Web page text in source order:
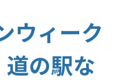
ウィーク
の駅な